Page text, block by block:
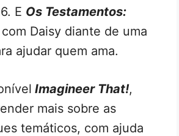
E Os Testamentos:
Daisy diante de uma
ajudar quem ama.
Imagineer That!,
mais sobre as
temáticos, com ajuda